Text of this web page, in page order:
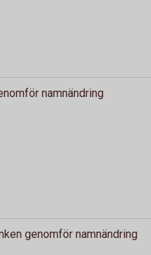
namnändring
genomför namnändring